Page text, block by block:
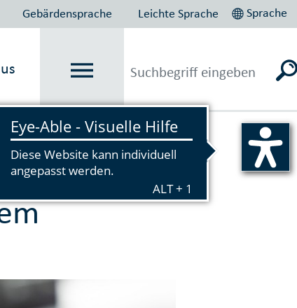
Gebärdensprache Leichte Sprache Sprache